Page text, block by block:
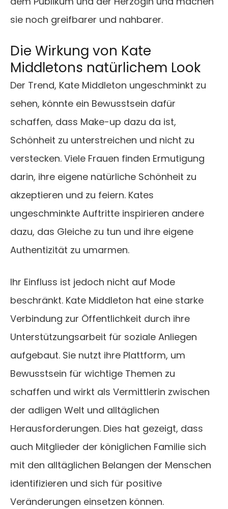
sie noch greifbarer und nahbarer.
Die Wirkung von Kate
Middletons natürlichem Look
Der Trend, Kate Middleton ungeschminkt zu
sehen, könnte ein Bewusstsein dafür
schaffen, dass Make-up dazu da ist,
Schönheit zu unterstreichen und nicht zu
verstecken. Viele Frauen finden Ermutigung
darin, ihre eigene natürliche Schönheit zu
akzeptieren und zu feiern. Kates
ungeschminkte Auftritte inspirieren andere
dazu, das Gleiche zu tun und ihre eigene
Authentizität zu umarmen.
Ihr Einfluss ist jedoch nicht auf Mode
beschränkt. Kate Middleton hat eine starke
Verbindung zur Öffentlichkeit durch ihre
Unterstützungsarbeit für soziale Anliegen
aufgebaut. Sie nutzt ihre Plattform, um
Bewusstsein für wichtige Themen zu
schaffen und wirkt als Vermittlerin zwischen
der adligen Welt und alltäglichen
Herausforderungen. Dies hat gezeigt, dass
auch Mitglieder der königlichen Familie sich
mit den alltäglichen Belangen der Menschen
identifizieren und sich für positive
Veränderungen einsetzen können.